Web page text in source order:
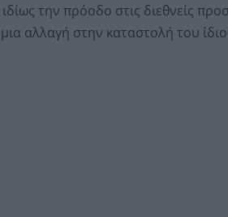
την πρόοδο στις διεθνείς
αλλαγή στην καταστολή του